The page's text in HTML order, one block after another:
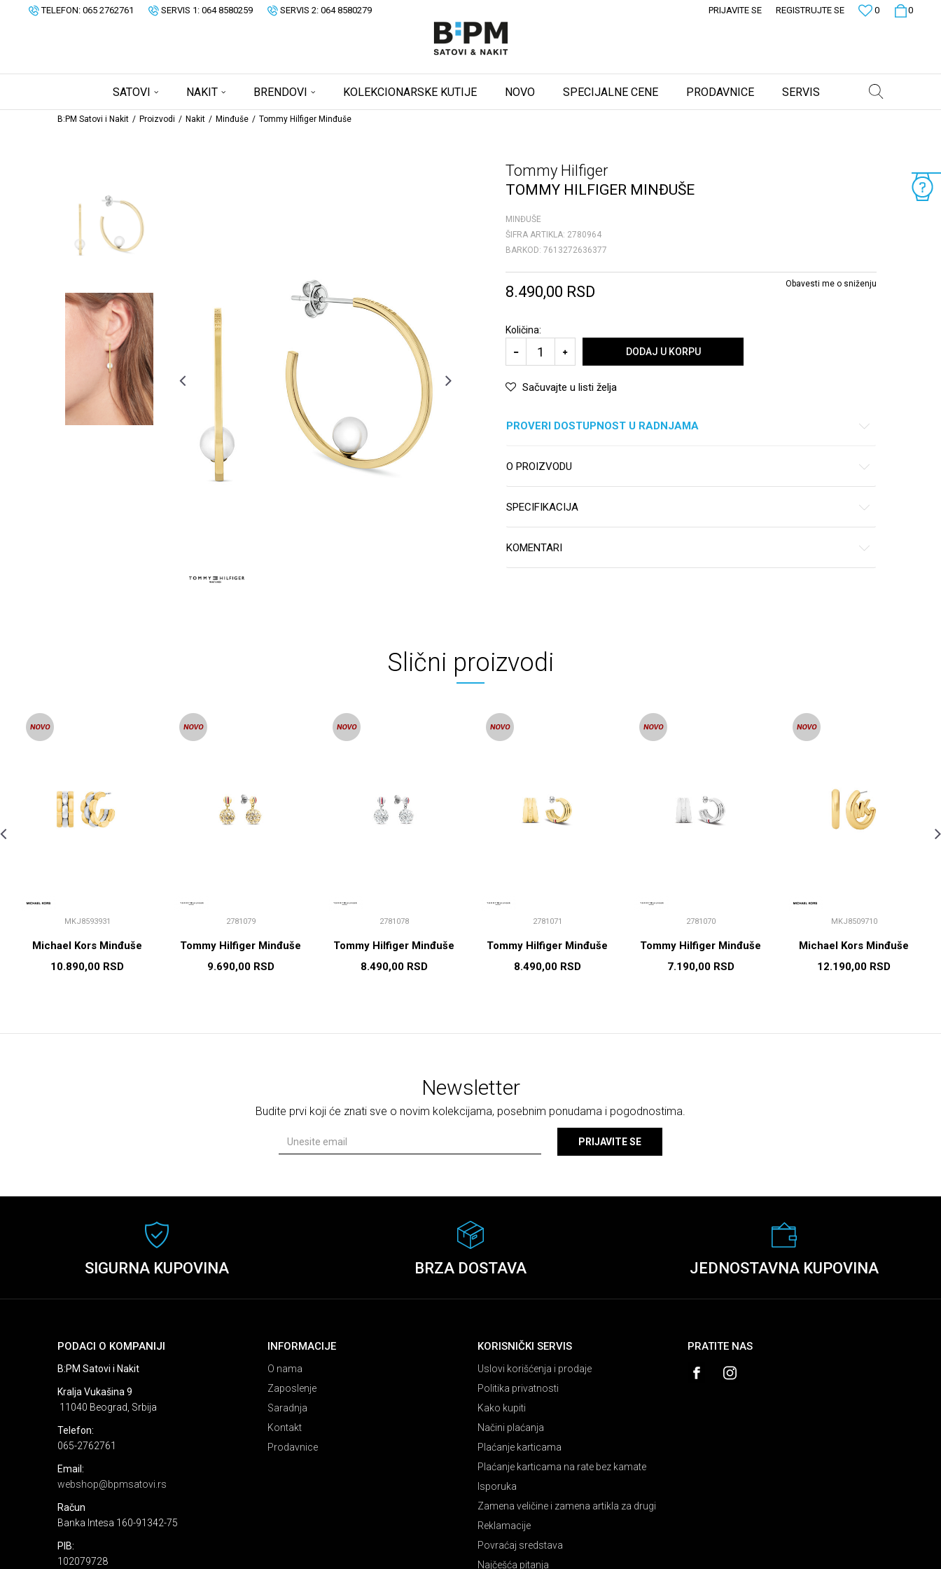
TELEFON: 065 2762761 SERVIS 1: 064 8580259 SERVIS 2: 064 8580279 0
0
PRIJAVITE SE REGISTRUJTE SE
SATOVI NAKIT BRENDOVI KOLEKCIONARSKE KUTIJE NOVO SPECIJALNE CENE PRODAVNICE SERVIS
B:PM Satovi i Nakit Proizvodi Nakit Minđuše Tommy Hilfiger Minđuše
Tommy Hilfiger
TOMMY HILFIGER MINĐUŠE
MINĐUŠE
ŠIFRA ARTIKLA: 2780964
BARKOD: 7613272636377
8.490,00 RSD Obavesti me o sniženju
Količina:
DODAJ U KORPU
Sačuvajte u listi želja
PROVERI DOSTUPNOST U RADNJAMA
O PROIZVODU
SPECIFIKACIJA
KOMENTARI
Slični proizvodi
MKJ8593931
Michael Kors Minđuše
10.890,00 RSD
2781079
Tommy Hilfiger Minđuše
9.690,00 RSD
2781078
Tommy Hilfiger Minđuše
8.490,00 RSD
2781071
Tommy Hilfiger Minđuše
8.490,00 RSD
2781070
Tommy Hilfiger Minđuše
7.190,00 RSD
MKJ8509710
Michael Kors Minđuše
12.190,00 RSD
Newsletter
Budite prvi koji će znati sve o novim kolekcijama, posebnim ponudama i pogodnostima.
PRIJAVITE SE
SIGURNA KUPOVINA BRZA DOSTAVA JEDNOSTAVNA KUPOVINA
PODACI O KOMPANIJI
B:PM Satovi i Nakit
Kralja Vukašina 9
11040 Beograd, Srbija
Telefon:
065-2762761
Email:
webshop@bpmsatovi.rs
Račun
Banka Intesa 160-91342-75
PIB:
102079728
INFORMACIJE
O nama
Zaposlenje
Saradnja
Kontakt
Prodavnice
KORISNIČKI SERVIS
Uslovi korišćenja i prodaje
Politika privatnosti
Kako kupiti
Načini plaćanja
Plaćanje karticama
Plaćanje karticama na rate bez kamate
Isporuka
Zamena veličine i zamena artikla za drugi
Reklamacije
Povraćaj sredstava
Najčešća pitanja
PRATITE NAS